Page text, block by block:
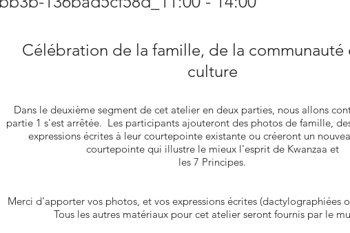
Célébration de la famille, de la communauté
culture
Dans le deuxième segment de ​cet atelier en deux parties, nous allons
partie 1 s'est arrêtée. Les participants ajouteront des photos de famille,
expressions écrites à leur courtepointe existante ou créeront un
courtepointe qui illustre le mieux l'esprit de Kwanzaa et
les 7 Principes.
Merci d'apporter vos photos, et vos expressions écrites (dactylographiées
Tous les autres matériaux pour cet atelier seront fournis par le